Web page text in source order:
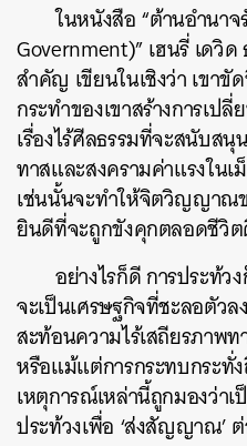
ในหนังสือ “ต้านอำนา
Government)” เฮนรี่ เดวิ
สำคัญ เขียนในเชิงว่า เขาขั
กระทำของเขาสร้างการเป
เรื่องไร้ศีลธรรมที่จะสนับส
ทาสและสงครามค่าแรงใน
เช่นนั้นจะทำให้จิตวิญญาณข
ยินดีที่จะถูกขังคุกตลอดชีวิ
อย่างไรก็ดี การประท้ว
จะเป็นเศรษฐกิจที่ชะลอตัวล
สะท้อนความไร้เสถียรภาพท
หรือแม้แต่การกระทบกระทั่
เหตุการณ์เหล่านี้ถูกมองว่าเ
ประท้วงเพื่อ ‘ส่งสัญญาณ’